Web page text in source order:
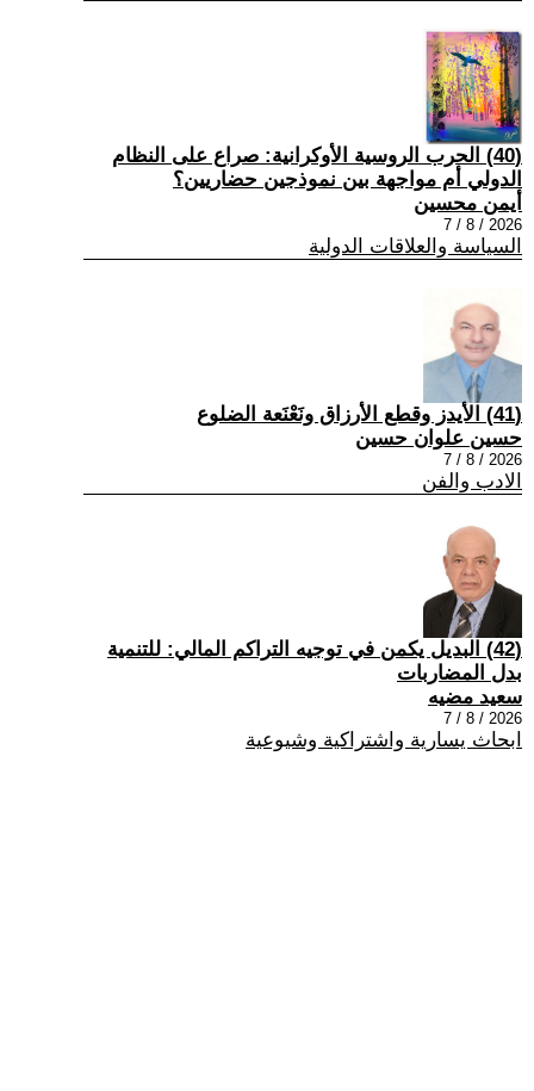
(40) الحرب الروسية الأوكرانية: صراع على النظام
الدولي أم مواجهة بين نموذجين حضاريين؟
أيمن محسين
2026 / 8 / 7
السياسة والعلاقات الدولية
(41) الأيدز وقطع الأرزاق ونَعْنَعة الضلوع
حسين علوان حسين
2026 / 8 / 7
الادب والفن
(42) البديل يكمن في توجيه التراكم المالي: للتنمية
بدل المضاربات
سعيد مضيه
2026 / 8 / 7
ابحاث يسارية واشتراكية وشيوعية